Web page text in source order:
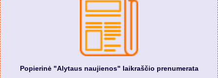
Popierinė "Alytaus naujienos" laikraščio prenumerata